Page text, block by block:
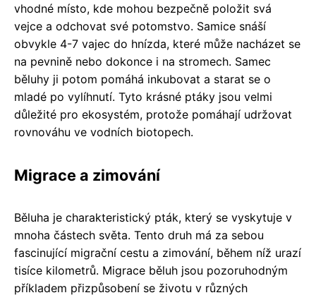
vhodné místo, kde mohou bezpečně položit svá
vejce a odchovat své potomstvo. Samice snáší
obvykle 4-7 vajec do hnízda, které může nacházet se
na pevnině nebo dokonce i na stromech. Samec
běluhy ji potom pomáhá inkubovat a starat se o
mladé po vylíhnutí. Tyto krásné ptáky jsou velmi
důležité pro ekosystém, protože pomáhají udržovat
rovnováhu ve vodních biotopech.
Migrace a zimování
Běluha je charakteristický pták, který se vyskytuje v
mnoha částech světa. Tento druh má za sebou
fascinující migrační cestu a zimování, během níž urazí
tisíce kilometrů. Migrace běluh jsou pozoruhodným
příkladem přizpůsobení se životu v různých